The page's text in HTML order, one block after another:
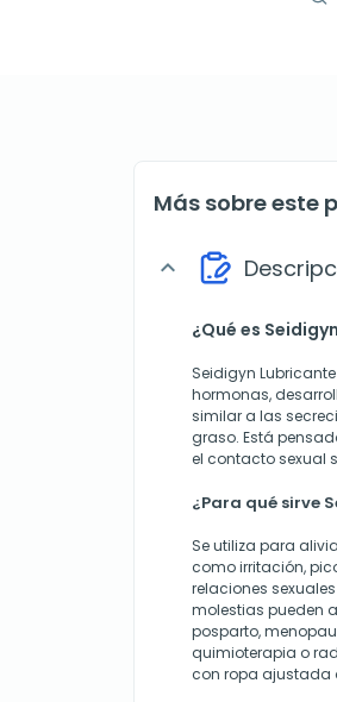
Más sobre este
expand_more
¿Qué es
Seidigyn
hormonas,
similar a las
graso. Está
el contacto sexual
¿Para qué sirve
Se utiliza para
como irritación,
relaciones
molestias pueden
posparto,
quimioterapia o
con ropa ajustada